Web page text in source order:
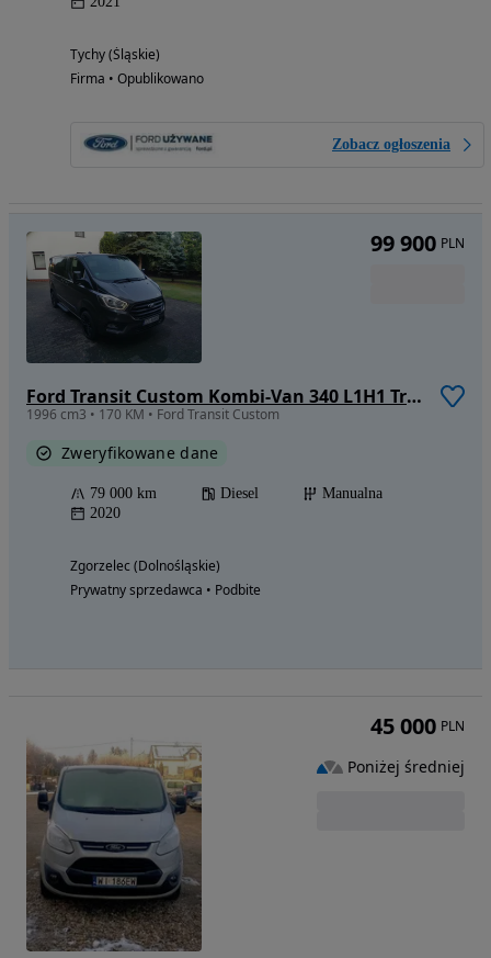
Tychy (Śląskie)
Firma • Opublikowano
Zobacz ogłoszenia
Ford Transit Custom Kombi-Van 340 L1H1 Trend
1996 cm3 • 170 KM • Ford Transit Custom
Zweryfikowane dane
79 000 km Diesel
Manualna
2020
Zgorzelec (Dolnośląskie)
Prywatny sprzedawca • Podbite
99 900 PLN
45 000 PLN
Poniżej średniej